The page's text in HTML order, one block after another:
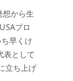
から生
プロ
早くけ
として
立ち上げ